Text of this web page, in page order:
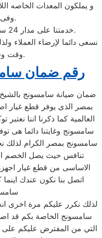
و يملكون المعدات الخاصه
وفى اى مكان.
خدمتنا على مدار 24 ساعة يومياُ طوال أيام الأسبوع.
نسعى دائما لإرضاء العملاء
وقت وفى اى مكان.
رقم ضمان
ضمان صيانة سامسونج بالشيخ
بمصر الذى يوفر قطع غيار
العالمية كما ذكرنا اننا
سامسونج وغايتنا دائما هى
سامسونج بمصر الكرام لذلك
الاساسى من قطع غيار
اتصل بنا نكون عندك
لذلك نكرر عليكم مرة اخرى
سامسونج الخاصة بكم قد
التي من المفترض عليكم على